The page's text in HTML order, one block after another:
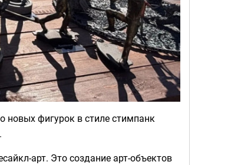
новых фигурок в стиле стимпанк
арт. Это создание арт-объектов